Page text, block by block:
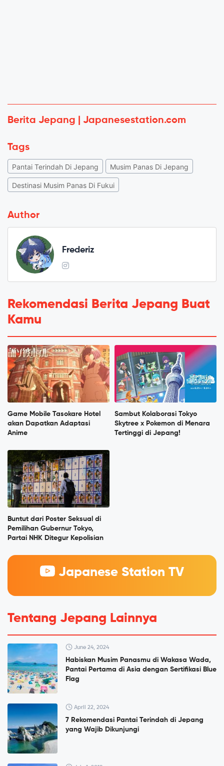
Berita Jepang | Japanesestation.com
Tags
Pantai Terindah Di Jepang Musim Panas Di Jepang
Destinasi Musim Panas Di Fukui
Author
Frederiz
Rekomendasi Berita Jepang Buat
Kamu
Game Mobile Tasokare Hotel
akan Dapatkan Adaptasi
Anime
Sambut Kolaborasi Tokyo
Skytree x Pokemon di Menara
Tertinggi di Jepang!
Buntut dari Poster Seksual di
Pemilihan Gubernur Tokyo,
Partai NHK Ditegur Kepolisian
Japanese Station TV
Tentang Jepang Lainnya
June 24, 2024
Habiskan Musim Panasmu di Wakasa Wada,
Pantai Pertama di Asia dengan Sertifikasi Blue
Flag
April 22, 2024
7 Rekomendasi Pantai Terindah di Jepang
yang Wajib Dikunjungi